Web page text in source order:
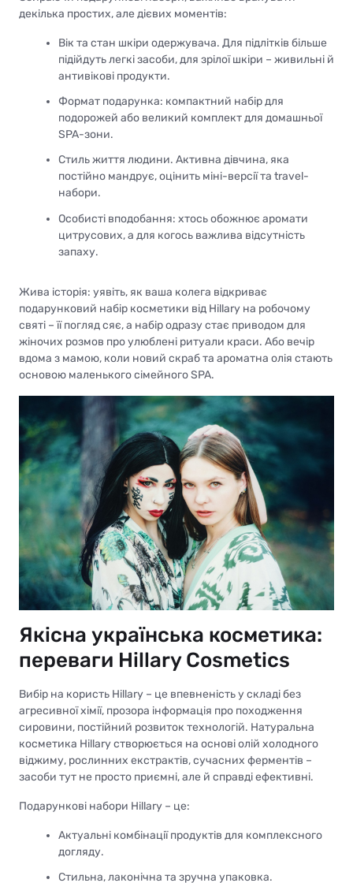
декілька простих, але дієвих моментів:
Вік та стан шкіри одержувача. Для підлітків більше
підійдуть легкі засоби, для зрілої шкіри – живильні й
антивікові продукти.
Формат подарунка: компактний набір для
подорожей або великий комплект для домашньої
SPA-зони.
Стиль життя людини. Активна дівчина, яка
постійно мандрує, оцінить міні-версії та travel-
набори.
Особисті вподобання: хтось обожнює аромати
цитрусових, а для когось важлива відсутність
запаху.
Жива історія: уявіть, як ваша колега відкриває
подарунковий набір косметики від Hillary на робочому
святі – її погляд сяє, а набір одразу стає приводом для
жіночих розмов про улюблені ритуали краси. Або вечір
вдома з мамою, коли новий скраб та ароматна олія стають
основою маленького сімейного SPA.
Якісна українська косметика:
переваги Hillary Cosmetics
Вибір на користь Hillary – це впевненість у складі без
агресивної хімії, прозора інформація про походження
сировини, постійний розвиток технологій. Натуральна
косметика Hillary створюється на основі олій холодного
віджиму, рослинних екстрактів, сучасних ферментів –
засоби тут не просто приємні, але й справді ефективні.
Подарункові набори Hillary – це:
Актуальні комбінації продуктів для комплексного
догляду.
Стильна, лаконічна та зручна упаковка.